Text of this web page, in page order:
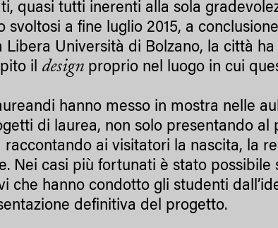
quasi tutti inerenti alla sola
svoltosi a fine luglio 2015, a
Libera Università di Bolzano, la città
il design proprio nel luogo in cui
hanno messo in mostra nelle
di laurea, non solo presentando al
ai visitatori la nascita, la
Nei casi più fortunati è stato possibile
che hanno condotto gli studenti
definitiva del progetto.